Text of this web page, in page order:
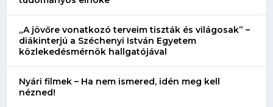
„A jövőre vonatkozó terveim tiszták és világosak” –
diákinterjú a Széchenyi István Egyetem
közlekedésmérnök hallgatójával
Nyári filmek – Ha nem ismered, idén meg kell
nézned!